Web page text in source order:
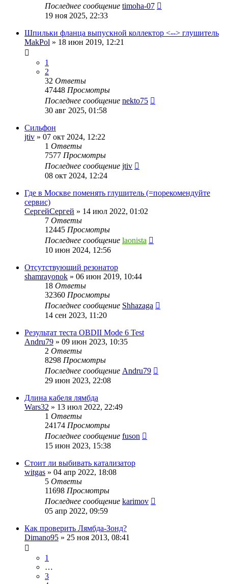
Последнее сообщение timoha-07
19 ноя 2025, 22:33
Шпильки фланца выпускной коллектор <--> глушитель
MakPol » 18 июн 2019, 12:21
1
2
32 Ответы
47448 Просмотры
Последнее сообщение nekto75
30 авг 2025, 01:58
Сильфон
jtiv » 07 окт 2024, 12:22
1 Ответы
7577 Просмотры
Последнее сообщение jtiv
08 окт 2024, 12:24
Где в Москве поменять глушитель (=порекомендуйте
сервис)
СергейСергей » 14 июл 2022, 01:02
7 Ответы
12445 Просмотры
Последнее сообщение laonista
10 июн 2024, 12:56
Отсутствующий резонатор
shamrayonok » 06 июн 2019, 10:44
18 Ответы
32360 Просмотры
Последнее сообщение Shhazaga
14 сен 2023, 11:20
Результат теста OBDII Mode 6 Test
Andru79 » 09 июн 2023, 10:35
2 Ответы
8298 Просмотры
Последнее сообщение Andru79
29 июн 2023, 22:08
Длина кабеля лямбда
Wars32 » 13 июл 2022, 22:49
1 Ответы
24174 Просмотры
Последнее сообщение fuson
15 июн 2023, 15:38
Стоит ли выбивать катализатор
witgas » 04 апр 2022, 18:08
5 Ответы
11698 Просмотры
Последнее сообщение karimov
05 апр 2022, 09:59
Как проверить Лямбда-Зонд?
Dimano95 » 25 ноя 2013, 08:41
1
…
3